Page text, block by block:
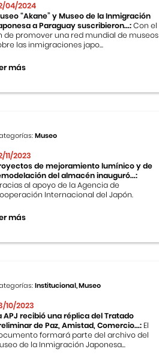
04/2024
“Akane” y Museo de la Inmigración
a Paraguay suscribieron...:Con el
de promover una red mundial de museos
las inmigraciones japo...
más
Museo
11/2023
de mejoramiento lumínico y de
del almacén inauguró...:
al apoyo de la Agencia de
Internacional del Japón.
más
Institucional, Museo
10/2023
APJ recibió una réplica del Tratado
de Paz, Amistad, Comercio...: El
formará parte del archivo del
de la Inmigración Japonesa...